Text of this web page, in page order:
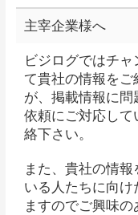
主宰企業様へ
ビジログではチ
て貴社の情報を
が、掲載情報に
依頼にご対応して
絡下さい。
また、貴社の情
いる人たちに向
ますのでご興味の